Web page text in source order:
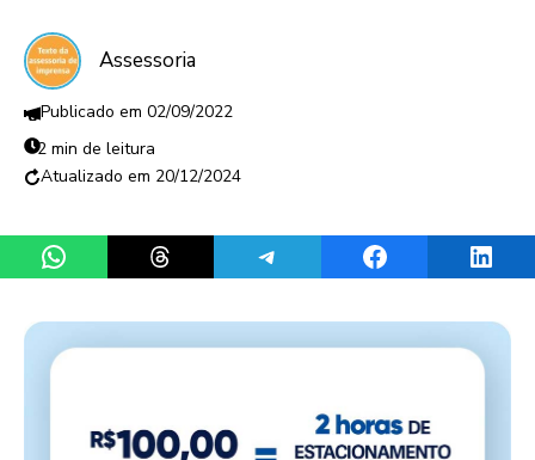
Assessoria
02/09/2022
2 min de leitura
20/12/2024
Share on WhatsAppShare on ThreadsShare on TelegramShare on Facebook